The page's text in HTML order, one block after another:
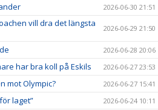
2026-06-30 21:51
vill dra det längsta
2026-06-29 21:50
2026-06-28 20:06
har bra koll på Eskils 2026-06-27 23:53
mot Olympic? 2026-06-27 15:41
laget” 2026-06-24 10:11